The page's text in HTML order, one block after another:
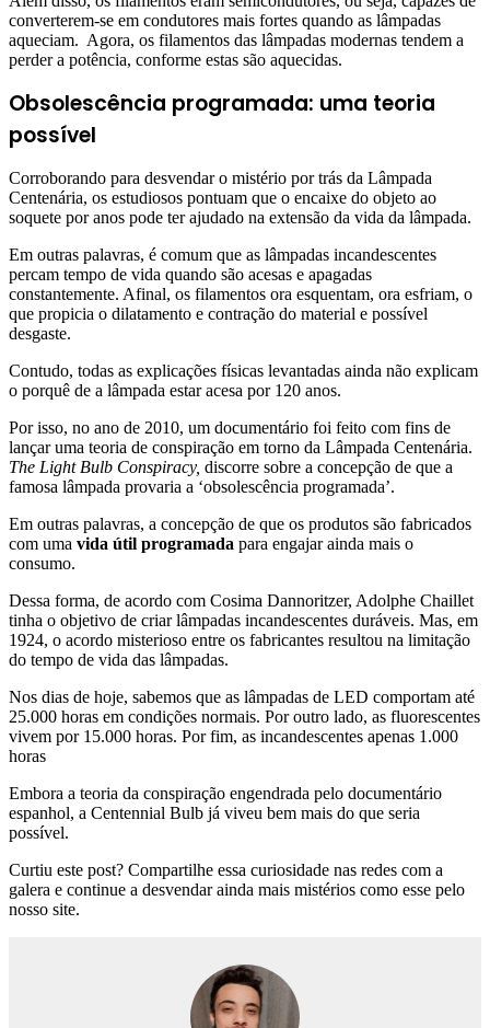
converterem-se em condutores mais fortes quando as lâmpadas
aqueciam. Agora, os filamentos das lâmpadas modernas tendem a
perder a potência, conforme estas são aquecidas.
Obsolescência programada: uma teoria
possível
Corroborando para desvendar o mistério por trás da Lâmpada
Centenária, os estudiosos pontuam que o encaixe do objeto ao
soquete por anos pode ter ajudado na extensão da vida da lâmpada.
Em outras palavras, é comum que as lâmpadas incandescentes
percam tempo de vida quando são acesas e apagadas
constantemente. Afinal, os filamentos ora esquentam, ora esfriam, o
que propicia o dilatamento e contração do material e possível
desgaste.
Contudo, todas as explicações físicas levantadas ainda não explicam
o porquê de a lâmpada estar acesa por 120 anos.
Por isso, no ano de 2010, um documentário foi feito com fins de
lançar uma teoria de conspiração em torno da Lâmpada Centenária.
The Light Bulb Conspiracy, discorre sobre a concepção de que a
famosa lâmpada provaria a ‘obsolescência programada’.
Em outras palavras, a concepção de que os produtos são fabricados
com uma vida útil programada para engajar ainda mais o
consumo.
Dessa forma, de acordo com Cosima Dannoritzer, Adolphe Chaillet
tinha o objetivo de criar lâmpadas incandescentes duráveis. Mas, em
1924, o acordo misterioso entre os fabricantes resultou na limitação
do tempo de vida das lâmpadas.
Nos dias de hoje, sabemos que as lâmpadas de LED comportam até
25.000 horas em condições normais. Por outro lado, as fluorescentes
vivem por 15.000 horas. Por fim, as incandescentes apenas 1.000
horas
Embora a teoria da conspiração engendrada pelo documentário
espanhol, a Centennial Bulb já viveu bem mais do que seria
possível.
Curtiu este post? Compartilhe essa curiosidade nas redes com a
galera e continue a desvendar ainda mais mistérios como esse pelo
nosso site.